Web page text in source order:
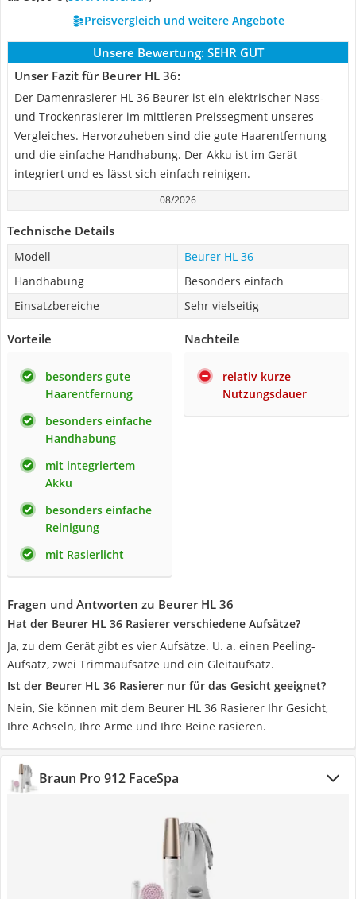
Preisvergleich und weitere Angebote
Unsere Bewertung: SEHR GUT
Unser Fazit für Beurer HL 36:
Der Damenrasierer HL 36 Beurer ist ein elektrischer Nass-
und Trockenrasierer im mittleren Preissegment unseres
Vergleiches. Hervorzuheben sind die gute Haarentfernung
und die einfache Handhabung. Der Akku ist im Gerät
integriert und es lässt sich einfach reinigen.
08/2026
Technische Details
Modell
Beurer HL 36
Handhabung
Besonders einfach
Einsatzbereiche
Sehr vielseitig
Vorteile
besonders gute
Haarentfernung
besonders einfache
Handhabung
mit integriertem
Akku
besonders einfache
Reinigung
mit Rasierlicht
Nachteile
relativ kurze
Nutzungsdauer
Fragen und Antworten zu Beurer HL 36
Hat der Beurer HL 36 Rasierer verschiedene Aufsätze?
Ja, zu dem Gerät gibt es vier Aufsätze. U. a. einen Peeling-
Aufsatz, zwei Trimmaufsätze und ein Gleitaufsatz.
Ist der Beurer HL 36 Rasierer nur für das Gesicht geeignet?
Nein, Sie können mit dem Beurer HL 36 Rasierer Ihr Gesicht,
Ihre Achseln, Ihre Arme und Ihre Beine rasieren.
Braun Pro 912 FaceSpa